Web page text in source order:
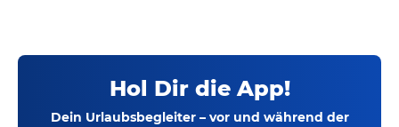
Hol Dir die App!
Dein Urlaubsbegleiter – vor und während der